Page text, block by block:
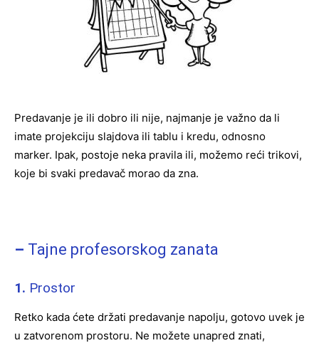
Predavanje je ili dobro ili nije, najmanje je važno da li
imate projekciju slajdova ili tablu i kredu, odnosno
marker. Ipak, postoje neka pravila ili, možemo reći trikovi,
koje bi svaki predavač morao da zna.
– Tajne profesorskog zanata
1. Prostor
Retko kada ćete držati predavanje napolju, gotovo uvek je
u zatvorenom prostoru. Ne možete unapred znati,